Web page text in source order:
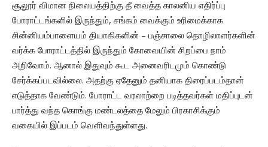
சூலூர் விமான நிலையத்திற்கு தீ வைத்த காலனிய எதிர்ப்பு
போராட்டங்களில் இருந்தும், சங்கம் வைக்கும் உரிமைக்காக
சின்னியம்பாளையம் தியாகிகளின் – பஞ்சாலை தொழிலாளர்களின்
வர்க்க போராட்டத்தில் இருந்தும் கோவையின் சிறப்பை நாம்
அறிவோம். ஆனால் இதுவும் கூட அனைவரிடமும் கொண்டு
சேர்க்கப்படவில்லை. அதற்கு ஏதேனும் தனியாக திரைப்படம்தான்
எடுத்தாக வேண்டும். போராட்ட வரலாற்றை படித்தவர்கள் மதிப்புடன்
பார்த்து வந்த கொங்கு மண்டலத்தை மேலும் பிரகாசிக்கும்
வகையில் இப்படம் வெளிவந்துள்ளது.